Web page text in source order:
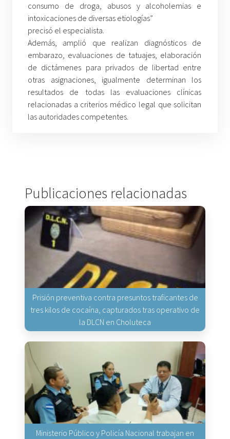
consumo de droga, abusos y alcoholemias e
intoxicaciones de diversas etiologías”
precisó el especialista.
Además, amplió que realizan diagnósticos de
embarazo, evaluaciones de tatuajes, elaboración
de dictámenes para privados de libertad entre
otras asignaciones, igualmente determinan los
resultados de todas las evaluaciones clínicas
relacionadas a criterios médico legal que solicitan
las autoridades competentes.
Publicaciones relacionadas
Prisión preventiva contra presuntos traficantes de
tres kilos de cocaína, capturados tras operativo de
la DLCN en Choluteca
Ministerio Público y Policía Nacional trabajan en